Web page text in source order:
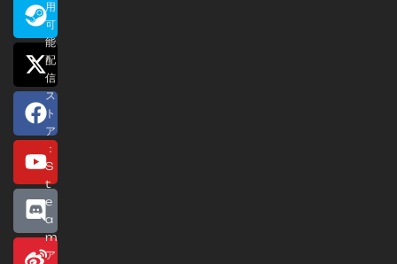
用
可
能
配
信
ス
ト
ア
：
S
t
e
a
m
ア